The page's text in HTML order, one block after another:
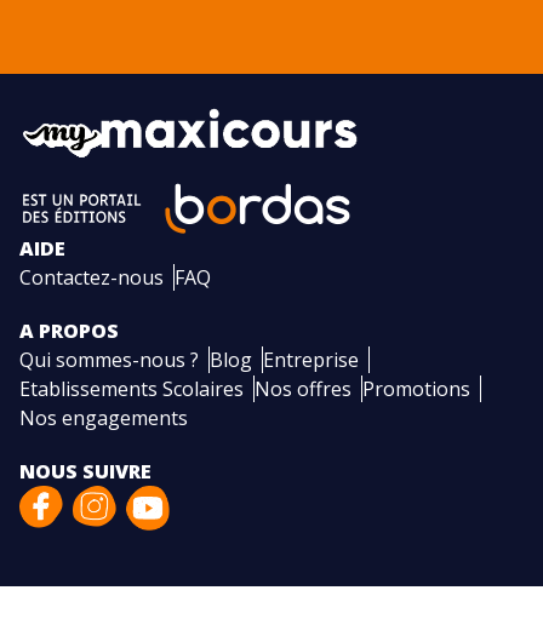
AIDE
Contactez-nous FAQ
A PROPOS
Qui sommes-nous ? Blog Entreprise
Etablissements Scolaires Nos offres Promotions
Nos engagements
NOUS SUIVRE